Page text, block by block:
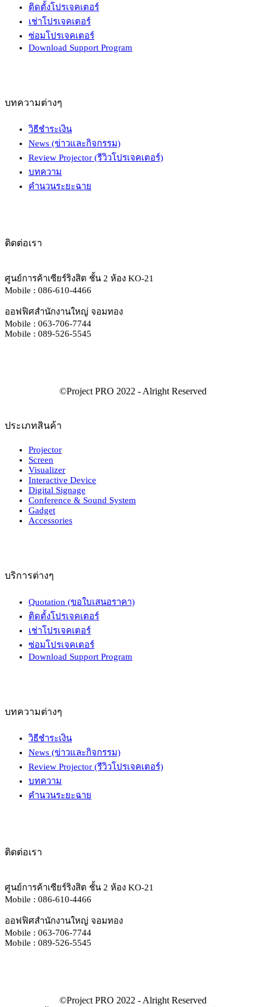
ติดตั้งโปรเจคเตอร์
เช่าโปรเจคเตอร์
ซ่อมโปรเจคเตอร์
Download Support Program
บทความต่างๆ
วิธีชำระเงิน
News (ข่าวและกิจกรรม)
Review Projector (รีวิวโปรเจคเตอร์)
บทความ
คำนวนระยะฉาย
ติดต่อเรา
ศูนย์การค้าเซียร์ริงสิต ชั้น 2 ห้อง KO-21
Mobile : 086-610-4466
ออฟฟิศสำนักงานใหญ่ จอมทอง
Mobile : 063-706-7744
Mobile : 089-526-5545
ประเภทสินค้า
Projector
Screen
Visualizer
Interactive Device
Digital Signage
Conference & Sound System
Gadget
Accessories
บริการต่างๆ
Quotation (ขอใบเสนอราคา)
ติดตั้งโปรเจคเตอร์
เช่าโปรเจคเตอร์
ซ่อมโปรเจคเตอร์
Download Support Program
บทความต่างๆ
วิธีชำระเงิน
News (ข่าวและกิจกรรม)
Review Projector (รีวิวโปรเจคเตอร์)
บทความ
คำนวนระยะฉาย
ติดต่อเรา
ศูนย์การค้าเซียร์ริงสิต ชั้น 2 ห้อง KO-21
Mobile : 086-610-4466
ออฟฟิศสำนักงานใหญ่ จอมทอง
Mobile : 063-706-7744
Mobile : 089-526-5545